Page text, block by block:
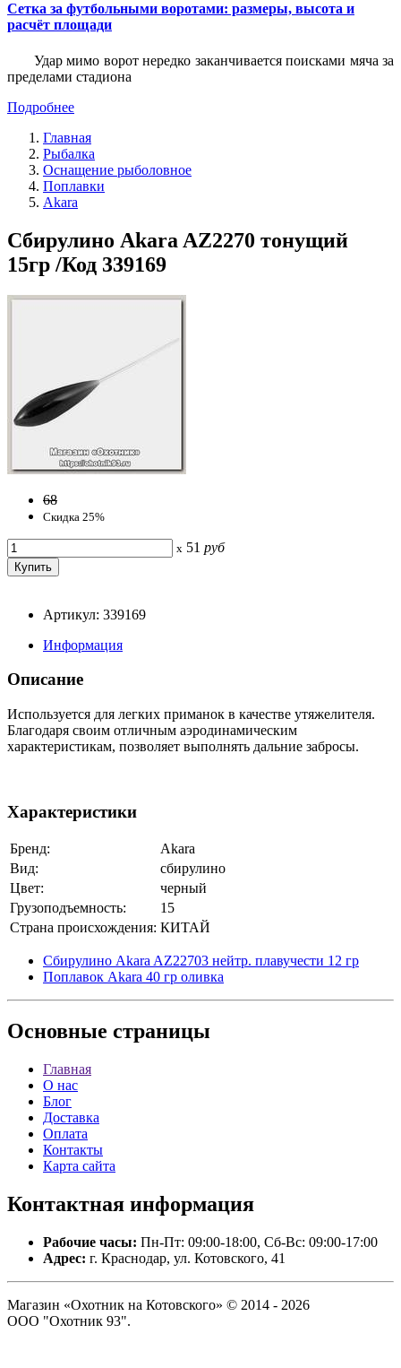
Сетка за футбольными воротами: размеры, высота и
расчёт площади
Удар мимо ворот нередко заканчивается поисками мяча за
пределами стадиона
Подробнее
Главная
Рыбалка
Оснащение рыболовное
Поплавки
Akara
Сбирулино Akara AZ2270 тонущий
15гр /Код 339169
68
Скидка 25%
x 51 руб
Артикул: 339169
Информация
Описание
Используется для легких приманок в качестве утяжелителя.
Благодаря своим отличным аэродинамическим
характеристикам, позволяет выполнять дальние забросы.
Характеристики
Бренд:
Akara
Вид:
сбирулино
Цвет:
черный
Грузоподъемность:
15
Страна происхождения: КИТАЙ
Сбирулино Akara AZ22703 нейтр. плавучести 12 гр
Поплавок Akara 40 гр оливка
Основные страницы
Главная
О нас
Блог
Доставка
Оплата
Контакты
Карта сайта
Контактная информация
Рабочие часы: Пн-Пт: 09:00-18:00, Сб-Вс: 09:00-17:00
Адрес: г. Краснодар, ул. Котовского, 41
Магазин «Охотник на Котовского» © 2014 - 2026
ООО "Охотник 93".